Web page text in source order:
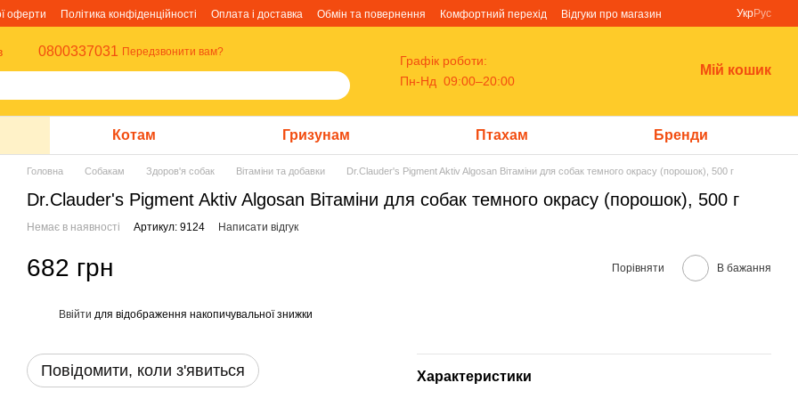
оферти Політика конфіденційності Оплата і доставка Обмін та повернення Комфортний перехід
Відгуки про магазин
УкрРус
0800337031 Передзвонити вам?
Графік роботи:
Пн-Нд 09:00–20:00
Мій кошик
Котам Гризунам Птахам Бренди
Головна Собакам Здоров'я собак Вітаміни та добавки Dr.Clauder's Pigment Aktiv Algosan Вітаміни для собак темного окрасу (порошок), 500 г
Dr.Clauder's Pigment Aktiv Algosan Вітаміни для собак темного окрасу (порошок), 500 г
Немає в наявності Артикул: 9124 Написати відгук
682 грн Порівняти В бажання
Ввійти для відображення накопичувальної знижки
Повідомити, коли з'явиться Характеристики